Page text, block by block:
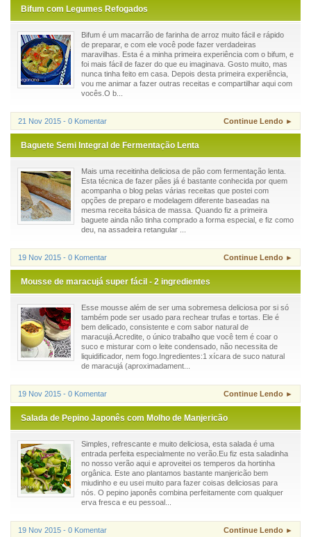
Bifum com Legumes Refogados
Bifum é um macarrão de farinha de arroz muito fácil e rápido
de preparar, e com ele você pode fazer verdadeiras
maravilhas. Esta é a minha primeira experiência com o bifum, e
foi mais fácil de fazer do que eu imaginava. Gosto muito, mas
nunca tinha feito em casa. Depois desta primeira experiência,
vou me animar a fazer outras receitas e compartilhar aqui com
vocês.O b...
21 Nov 2015 - 0 Komentar Continue Lendo ►
Baguete Semi Integral de Fermentação Lenta
Mais uma receitinha deliciosa de pão com fermentação lenta.
Esta técnica de fazer pães já é bastante conhecida por quem
acompanha o blog pelas várias receitas que postei com
opções de preparo e modelagem diferente baseadas na
mesma receita básica de massa. Quando fiz a primeira
baguete ainda não tinha comprado a forma especial, e fiz como
deu, na assadeira retangular ...
19 Nov 2015 - 0 Komentar Continue Lendo ►
Mousse de maracujá super fácil - 2 ingredientes
Esse mousse além de ser uma sobremesa deliciosa por si só
também pode ser usado para rechear trufas e tortas. Ele é
bem delicado, consistente e com sabor natural de
maracujá.Acredite, o único trabalho que você tem é coar o
suco e misturar com o leite condensado, não necessita de
liquidificador, nem fogo.Ingredientes:1 xícara de suco natural
de maracujá (aproximadament...
19 Nov 2015 - 0 Komentar Continue Lendo ►
Salada de Pepino Japonês com Molho de Manjericão
Simples, refrescante e muito deliciosa, esta salada é uma
entrada perfeita especialmente no verão.Eu fiz esta saladinha
no nosso verão aqui e aproveitei os temperos da hortinha
orgânica. Este ano plantamos bastante manjericão bem
miudinho e eu usei muito para fazer coisas deliciosas para
nós. O pepino japonês combina perfeitamente com qualquer
erva fresca e eu pessoal...
19 Nov 2015 - 0 Komentar Continue Lendo ►